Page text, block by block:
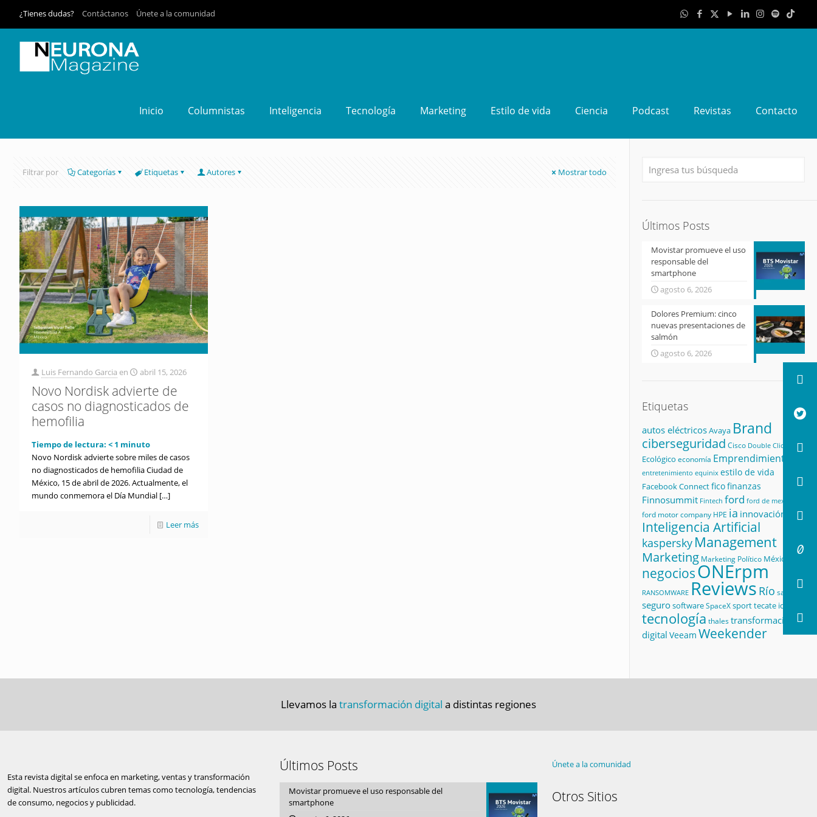
¿Tienes dudas? Contáctanos Únete a la comunidad
Inicio Columnistas Inteligencia Tecnología Marketing Estilo de vida Ciencia Podcast Revistas Contacto
Filtrar por Categorías Etiquetas Autores Mostrar todo
Luis Fernando Garcia en abril 15, 2026
Novo Nordisk advierte de
casos no diagnosticados de
hemofilia
Tiempo de lectura: < 1 minuto
Novo Nordisk advierte sobre miles de casos
no diagnosticados de hemofilia Ciudad de
México, 15 de abril de 2026. Actualmente, el
mundo conmemora el Día Mundial[…]
Leer más
Últimos Posts
Movistar promueve el uso
responsable del
smartphone
agosto 6, 2026
Dolores Premium: cinco
nuevas presentaciones de
salmón
agosto 6, 2026
Etiquetas
autos eléctricosAvaya Brand
ciberseguridad Cisco Double Click
Ecológico economía Emprendimiento
entretenimiento equinix estilo de vida
Facebook Connectficofinanzas
Finnosummit Fintech ford ford de mexico
ford motor company HPE ia innovación
Inteligencia Artificial
kaspersky Management
Marketing Marketing Político México
negociosONErpm
RANSOMWARE Reviews Río salud
segurosoftwareSpaceXsporttecate id
tecnología thalestransformación
digital Veeam Weekender
Llevamos la transformación digital a distintas regiones
Esta revista digital se enfoca en marketing, ventas y transformación
digital. Nuestros artículos cubren temas como tecnología, tendencias
de consumo, negocios y publicidad.
Últimos Posts
Movistar promueve el uso responsable del
smartphone
Únete a la comunidad
Otros Sitios